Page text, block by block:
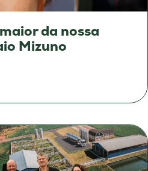
da nossa
Mizuno